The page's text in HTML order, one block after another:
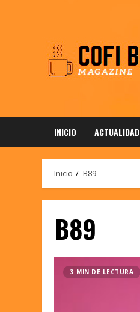
INICIO ACTUALIDAD
Inicio B89
B89
3 MIN DE LECTURA